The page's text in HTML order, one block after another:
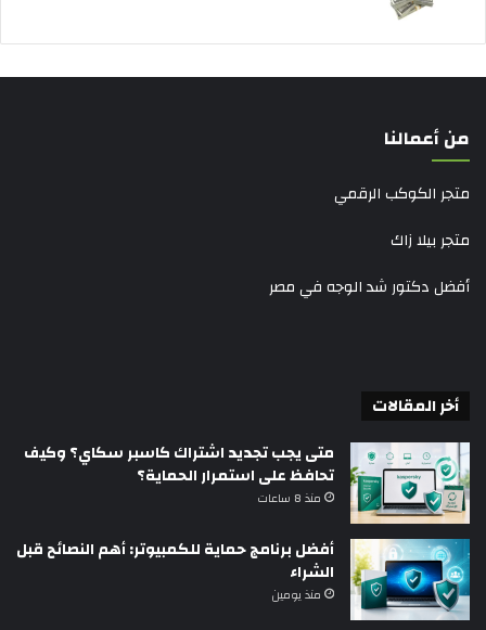
من أعمالنا
متجر الكوكب الرقمي
متجر بيلا زاك
أفضل دكتور شد الوجه في مصر
أخر المقالات
متى يجب تجديد اشتراك كاسبر سكاي؟ وكيف
تحافظ على استمرار الحماية؟
منذ 8 ساعات
أفضل برنامج حماية للكمبيوتر: أهم النصائح قبل
الشراء
منذ يومين